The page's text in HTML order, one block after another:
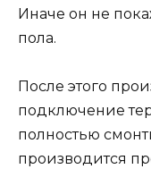
Иначе он не
пола.
После этого
подключение
полностью
производится